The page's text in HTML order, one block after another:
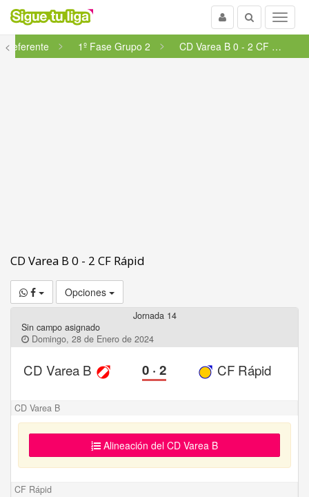
Menu
Buscar
Usuario
<
Preferente 1º Fase Grupo 2 CD Varea B 0 - 2 CF Rápid
CD Varea B 0 - 2 CF Rápid
Opciones
Jornada 14
Sin campo asignado
Domingo, 28 de Enero de 2024
CD Varea B 0 ·2 CF Rápid
CD Varea B
Alineación del CD Varea B
CF Rápid